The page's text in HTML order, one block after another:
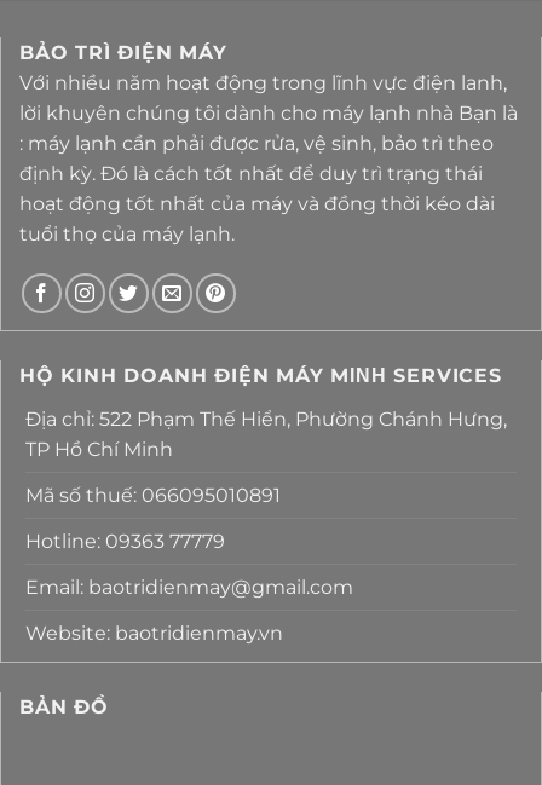
BẢO TRÌ ĐIỆN MÁY
Với nhiều năm hoạt động trong lĩnh vực điện lanh,
lời khuyên chúng tôi dành cho máy lạnh nhà Bạn là
: máy lạnh cần phải được rửa, vệ sinh, bảo trì theo
định kỳ. Đó là cách tốt nhất để duy trì trạng thái
hoạt động tốt nhất của máy và đồng thời kéo dài
tuổi thọ của máy lạnh.
HỘ KINH DOANH ĐIỆN MÁY MΙΝΗ SERVICES
Địa chỉ: 522 Phạm Thế Hiển, Phường Chánh Hưng,
TP Hồ Chí Minh
Mã số thuế: 066095010891
Hotline: 09363 77779
Email: baotridienmay@gmail.com
Website: baotridienmay.vn
BẢN ĐỒ